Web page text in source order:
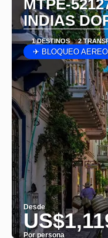
MTPE-
INDIAS
1 DESTINOS 2
✈ BLOQUEO AEREO
Desde
Por persona